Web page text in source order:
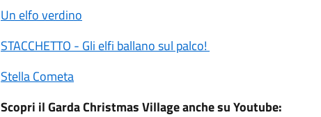
Un elfo verdino
STACCHETTO - Gli elfi ballano sul palco!
Stella Cometa
Scopri il Garda Christmas Village anche su Youtube: